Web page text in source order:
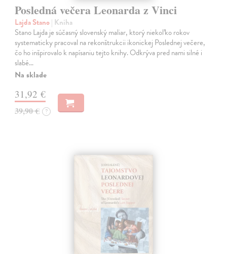
Posledná večera Leonarda z Vinci
Lajda Stano| Kniha
Stano Lajda je súčasný slovenský maliar, ktorý niekoľko rokov
systematicky pracoval na rekonštrukcii ikonickej Poslednej večere,
čo ho inšpirovalo k napísaniu tejto knihy. Odkrýva pred nami silné i
slabé…
Na sklade
31,92 €
39,90 € ?